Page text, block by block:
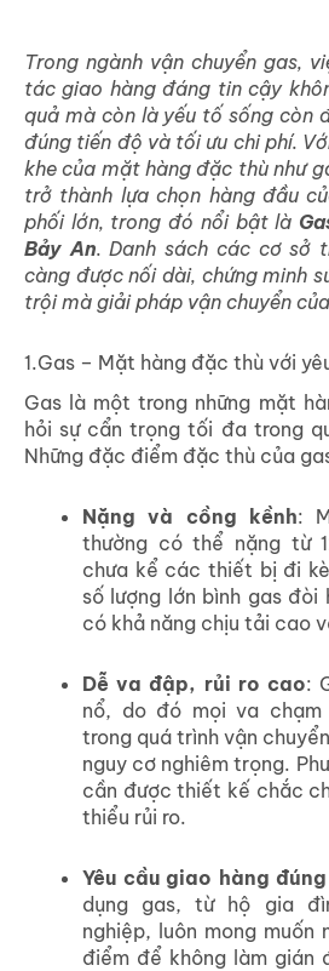
Trong ngành vận chuyển gas,
tác giao hàng đáng tin cậy
quả mà còn là yếu tố sống còn
đúng tiến độ và tối ưu chi phí.
khe của mặt hàng đặc thù như
trở thành lựa chọn hàng đầu
phối lớn, trong đó nổi bật là
Bảy An. Danh sách các cơ sở
càng được nối dài, chứng minh
trội mà giải pháp vận chuyển
1.Gas – Mặt hàng đặc thù với
Gas là một trong những mặt
hỏi sự cẩn trọng tối đa trong
Những đặc điểm đặc thù của
Nặng và cồng kềnh:
thường có thể nặng từ
chưa kể các thiết bị đi
số lượng lớn bình gas đòi
có khả năng chịu tải cao
Dễ va đập, rủi ro cao:
nổ, do đó mọi va chạm
trong quá trình vận
nguy cơ nghiêm trọng.
cần được thiết kế chắc
thiểu rủi ro.
Yêu cầu giao hàng
dụng gas, từ hộ gia
nghiệp, luôn mong muốn
điểm để không làm gián